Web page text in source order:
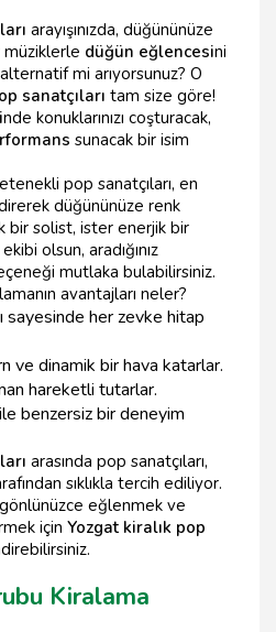
arayışınızda, düğününüze
düğün eğlencesini
mi arıyorsunuz? O
sanatçıları tam size göre!
nde konuklarınızı coşturacak,
sunacak bir isim
pop sanatçıları, en
düğününüze renk
bir solist, ister enerjik bir
ekibi olsun, aradığınız
mutlaka bulabilirsiniz.
avantajları neler?
sayesinde her zevke hitap
ve dinamik bir hava katarlar.
hareketli tutarlar.
ile benzersiz bir deneyim
arasında pop sanatçıları,
sıklıkla tercih ediliyor.
eğlenmek ve
için Yozgat kiralık pop
Kiralama